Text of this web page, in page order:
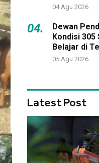
04 Agu 2026
04.
Dewan
Kondisi 305
Belajar di
05 Agu 2026
Latest Post